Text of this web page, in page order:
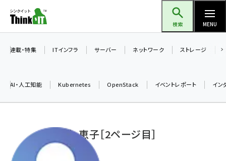
ン
ツ
検索 MENU
加藤銘のチーム貢献～仲間と築いた勝利の絆～ (2304)
iot女子会 (2263)
連載・特集 ITインフラ サーバー ネットワーク ストレージ
AI・人工知能 Kubernetes OpenStack イベントレポート イン
柏木 恵子［2ページ目］